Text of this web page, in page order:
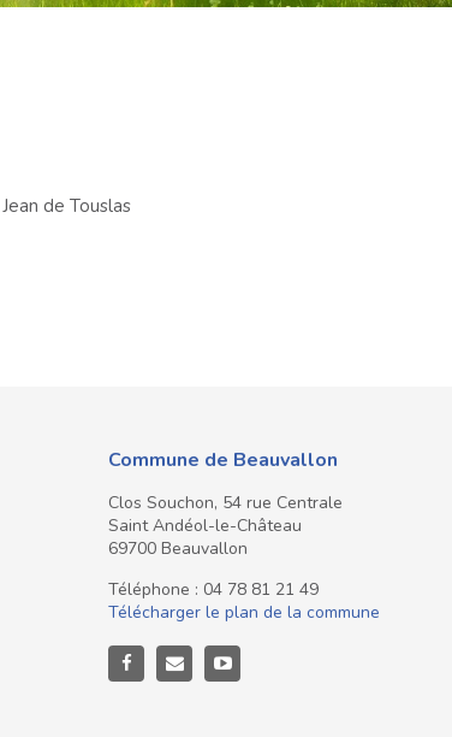
de Touslas
Commune de Beauvallon
Clos Souchon, 54 rue Centrale
Saint Andéol-le-Château
69700 Beauvallon
Téléphone : 04 78 81 21 49
Télécharger le plan de la commune